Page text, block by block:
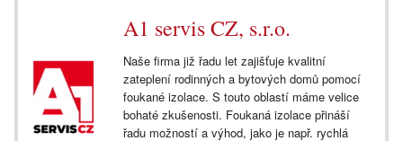
A1 servis CZ, s.r.o.
Naše firma již řadu let zajišťuje kvalitní
zateplení rodinných a bytových domů pomocí
foukané izolace. S touto oblastí máme velice
bohaté zkušenosti. Foukaná izolace přináší
řadu možností a výhod, jako je např. rychlá